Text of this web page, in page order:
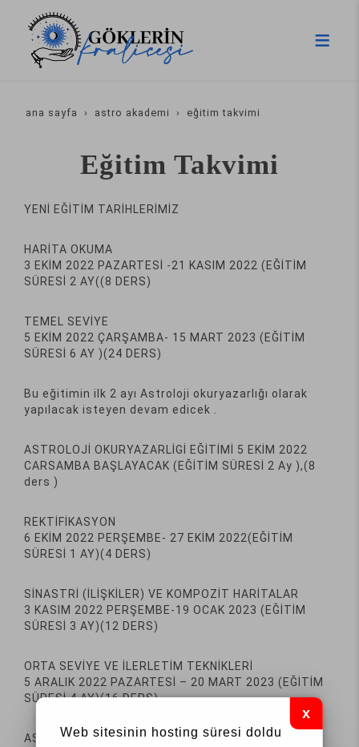
ana sayfa astro akademi eğitim takvimi
Eğitim Takvimi
YENİ EĞİTİM TARİHLERİMİZ
HARİTA OKUMA
3 EKİM 2022 PAZARTESİ -21 KASIM 2022 (EĞİTİM
SÜRESİ 2 AY((8 DERS)
TEMEL SEVİYE
5 EKİM 2022 ÇARŞAMBA- 15 MART 2023 (EĞİTİM
SÜRESİ 6 AY )(24 DERS)
Bu eğitimin ilk 2 ayı Astroloji okuryazarlığı olarak
yapılacak isteyen devam edicek .
ASTROLOJİ OKURYAZARLİGİ EĞİTİMİ 5 EKİM 2022
CARSAMBA BAŞLAYACAK (EĞİTİM SÜRESİ 2 Ay ),(8
ders )
REKTİFİKASYON
6 EKİM 2022 PERŞEMBE- 27 EKİM 2022(EĞİTİM
SÜRESİ 1 AY)(4 DERS)
SİNASTRİ (İLİŞKİLER) VE KOMPOZİT HARİTALAR
3 KASIM 2022 PERŞEMBE-19 OCAK 2023 (EĞİTİM
SÜRESİ 3 AY)(12 DERS)
ORTA SEVİYE VE İLERLETİM TEKNİKLERİ
5 ARALIK 2022 PAZARTESİ – 20 MART 2023 (EĞİTİM
SÜRESİ 4 AY)(16 DERS)
ASTEROİDLER VE MİTOLOJİSİ
Web sitesinin hosting süresi doldu